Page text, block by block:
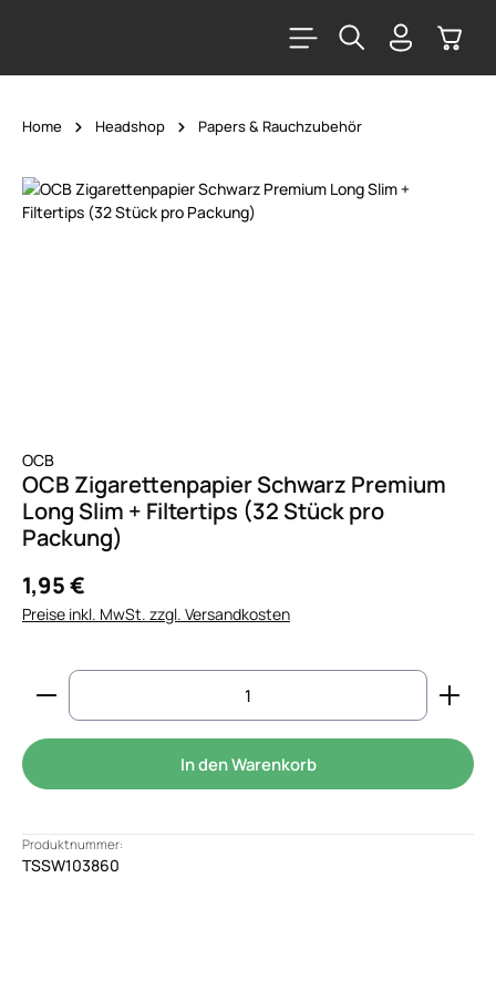
Home Headshop Papers & Rauchzubehör
Bildergalerie überspringen
OCB
OCB Zigarettenpapier Schwarz Premium
Long Slim + Filtertips (32 Stück pro
Packung)
1,95 €
Preise inkl. MwSt. zzgl. Versandkosten
Produkt Anzahl: Gib den gewünschten Wert
In den Warenkorb
Produktnummer:
TSSW103860